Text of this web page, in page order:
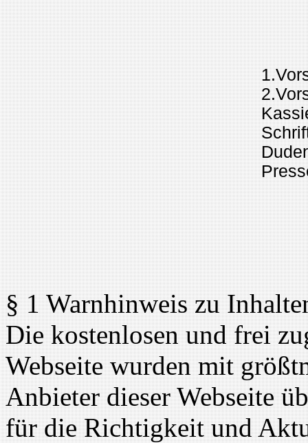
Der
§ 1 Warnhinweis zu
Die kostenlosen und frei
Webseite wurden mit
Anbieter dieser Webseite
für die Richtigkeit und